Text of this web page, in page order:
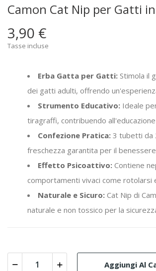
Camon Cat Nip per Gatti
3,90 €
Tasse incluse
Erba Gatta per Gatti: Stimola il
dei gatti adulti, offrendo
Strumento Educativo: Ideale
tiragraffi, contribuendo all'educazione
Confezione Pratica: 3 tubetti da
freschezza garantita per il
Effetto Psicoattivo: Contiene
comportamenti vivaci come rotolarsi
Naturale e Sicuro: Cat Nip di
naturale e non tossico per la
Aggiungi Al